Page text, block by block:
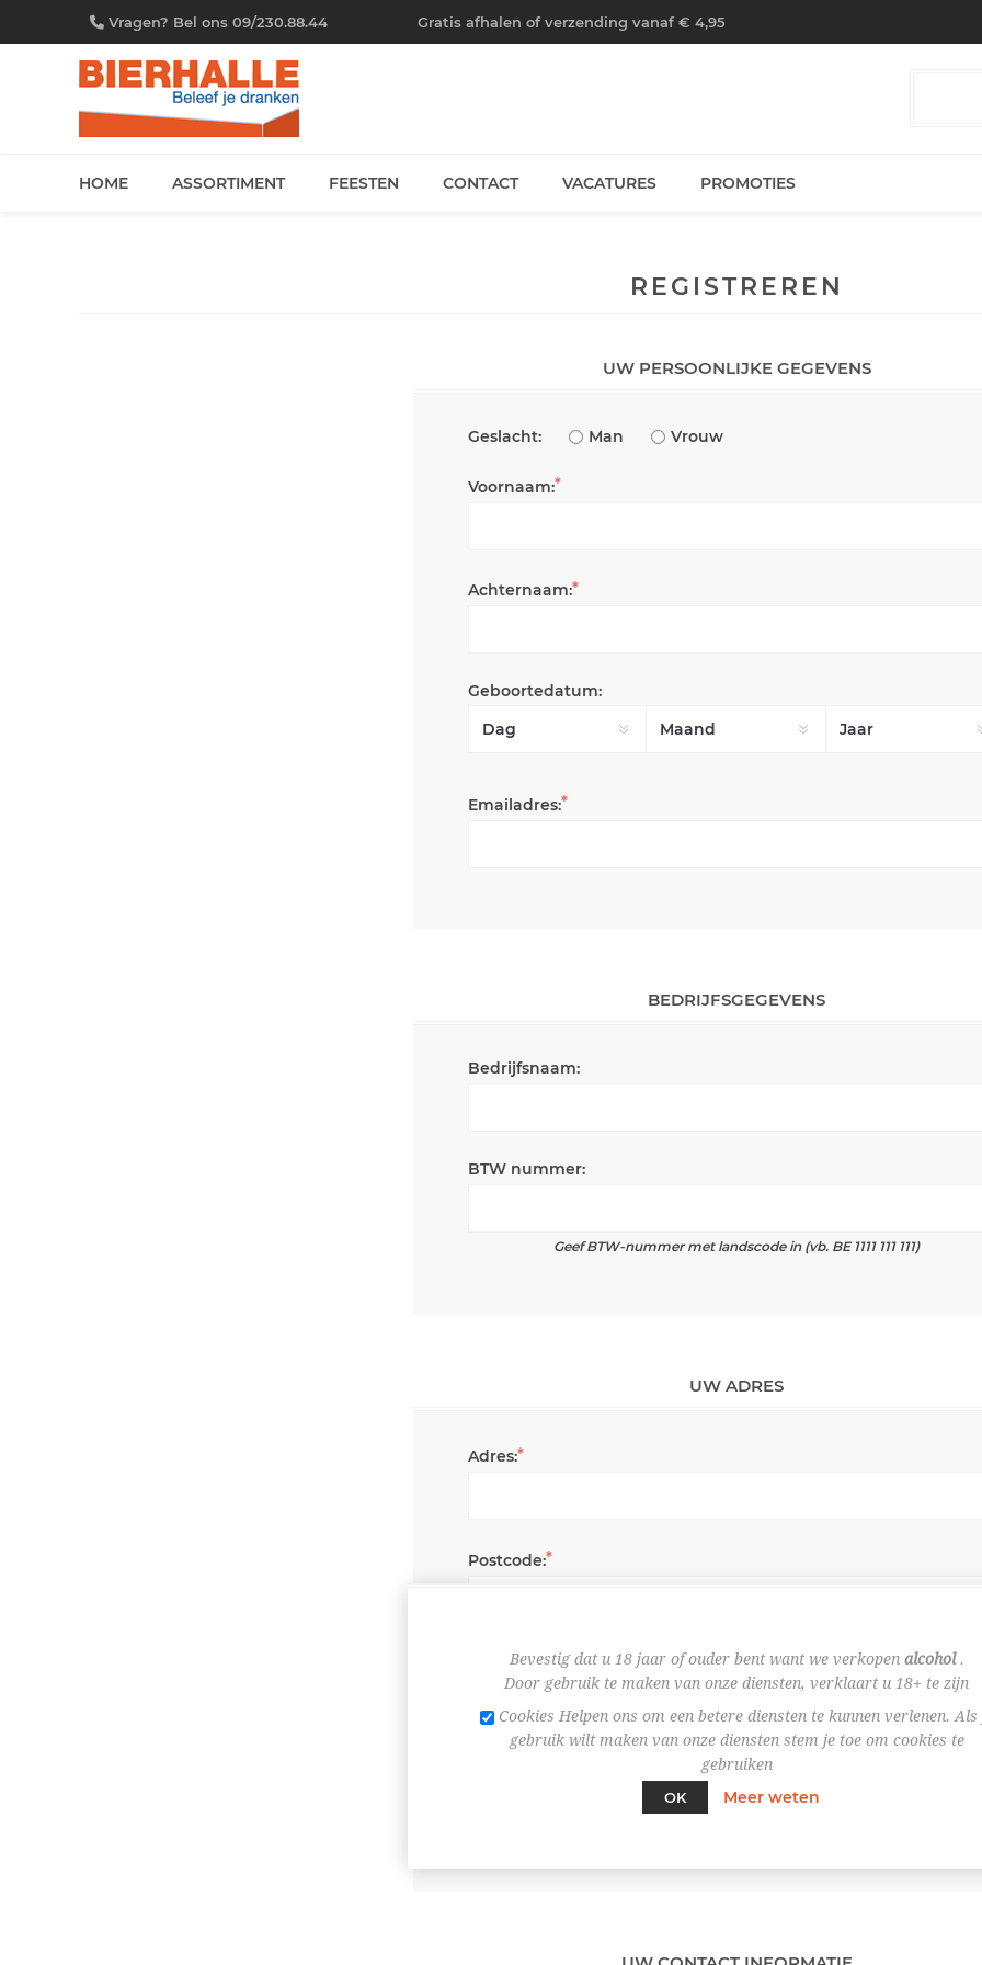
Vragen? Bel ons 09/230.88.44 Gratis afhalen of verzending vanaf € 4,95
HOME ASSORTIMENT FEESTEN CONTACT VACATURES PROMOTIES
REGISTREREN
UW PERSOONLIJKE GEGEVENS
Geslacht: Man Vrouw
Voornaam:*
Achternaam:*
Geboortedatum:
Emailadres:*
BEDRIJFSGEGEVENS
Bedrijfsnaam:
BTW nummer:
Geef BTW-nummer met landscode in (vb. BE 1111 111 111)
UW ADRES
Adres:*
Postcode:*
Plaats:*
Bevestig dat u 18 jaar of ouder bent want we verkopen alcohol.
Door gebruik te maken van onze diensten, verklaart u 18+ te zijn
Cookies Helpen ons om een betere diensten te kunnen verlenen. Als
gebruik wilt maken van onze diensten stem je toe om cookies te
gebruiken
OK
Meer weten